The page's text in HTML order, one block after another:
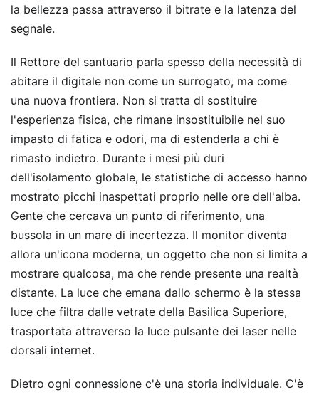
la bellezza passa attraverso il bitrate e la latenza del
segnale.
Il Rettore del santuario parla spesso della necessità di
abitare il digitale non come un surrogato, ma come
una nuova frontiera. Non si tratta di sostituire
l'esperienza fisica, che rimane insostituibile nel suo
impasto di fatica e odori, ma di estenderla a chi è
rimasto indietro. Durante i mesi più duri
dell'isolamento globale, le statistiche di accesso hanno
mostrato picchi inaspettati proprio nelle ore dell'alba.
Gente che cercava un punto di riferimento, una
bussola in un mare di incertezza. Il monitor diventa
allora un'icona moderna, un oggetto che non si limita a
mostrare qualcosa, ma che rende presente una realtà
distante. La luce che emana dallo schermo è la stessa
luce che filtra dalle vetrate della Basilica Superiore,
trasportata attraverso la luce pulsante dei laser nelle
dorsali internet.
Dietro ogni connessione c'è una storia individuale. C'è